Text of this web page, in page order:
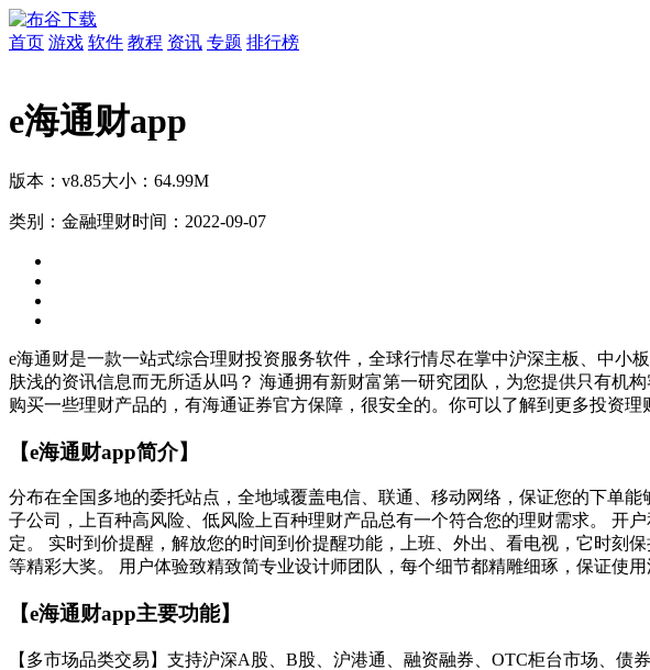
首页 游戏 软件 教程 资讯 专题 排行榜
e海通财app
版本：v8.85大小：64.99M
类别：金融理财时间：2022-09-07
e海通财是一款一站式综合理财投资服务软件，全球行情尽在掌中沪深主板、中
肤浅的资讯信息而无所适从吗？ 海通拥有新财富第一研究团队，为您提供只有机
购买一些理财产品的，有海通证券官方保障，很安全的。你可以了解到更多投资理
【e海通财app简介】
分布在全国多地的委托站点，全地域覆盖电信、联通、移动网络，保证您的下单
子公司，上百种高风险、低风险上百种理财产品总有一个符合您的理财需求。 开
定。 实时到价提醒，解放您的时间到价提醒功能，上班、外出、看电视，它时刻
等精彩大奖。 用户体验致精致简专业设计师团队，每个细节都精雕细琢，保证使用
【e海通财app主要功能】
【多市场品类交易】支持沪深A股、B股、沪港通、融资融券、OTC柜台市场、